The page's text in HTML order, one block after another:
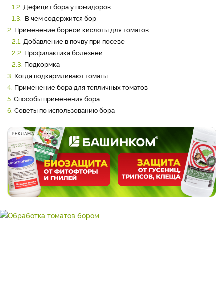
1.2. Дефицит бора у помидоров
1.3.
В чем содержится бор
2. Применение борной кислоты для томатов
2.1. Добавление в почву при посеве
2.2. Профилактика болезней
2.3. Подкормка
3. Когда подкармливают томаты
4. Применение бора для тепличных томатов
5. Способы применения бора
6. Советы по использованию бора
РЕКЛАМА